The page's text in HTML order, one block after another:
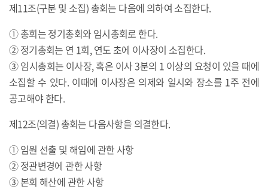
제11조(구분 및 소집) 총회는 다음에 의하여 소집한다.
① 총회는 정기총회와 임시총회로 한다.
② 정기총회는 연 1회, 연도 초에 이사장이 소집한다.
③ 임시총회는 이사장, 혹은 이사 3분의 1 이상의 요청이 있을 때에
소집할 수 있다. 이때에 이사장은 의제와 일시와 장소를 1주 전에
공고해야 한다.
제12조(의결) 총회는 다음사항을 의결한다.
① 임원 선출 및 해임에 관한 사항
② 정관변경에 관한 사항
③ 본회 해산에 관한 사항